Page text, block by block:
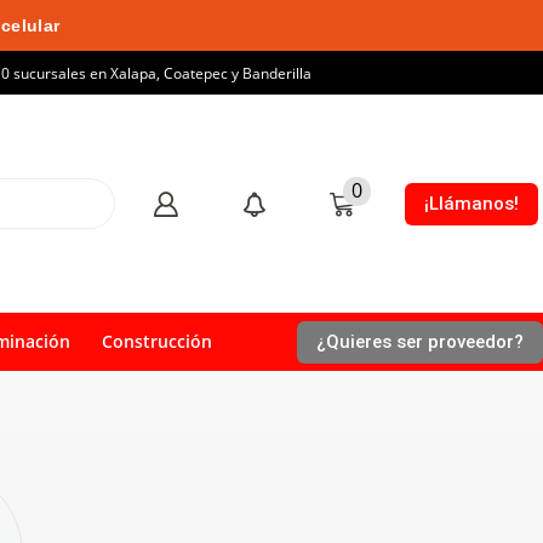
sucursales en Xalapa, Coatepec y Banderilla
0 ¡Llámanos!
Construcción ¿Quieres ser proveedor?